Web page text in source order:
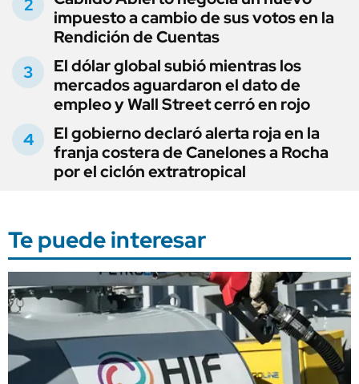
impuesto a cambio de sus votos en la
Rendición de Cuentas
El dólar global subió mientras los
mercados aguardaron el dato de
empleo y Wall Street cerró en rojo
El gobierno declaró alerta roja en la
franja costera de Canelones a Rocha
por el ciclón extratropical
Te puede interesar